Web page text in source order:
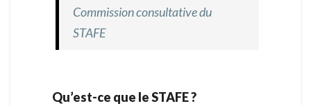
Commission consultative du
STAFE
Qu’est-ce que le STAFE ?